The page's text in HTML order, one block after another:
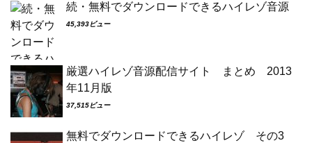
続・無料でダウンロードできるハイレゾ音源
45,393ビュー
厳選ハイレゾ音源配信サイト まとめ 2013
年11月版
37,515ビュー
無料でダウンロードできるハイレゾ その3